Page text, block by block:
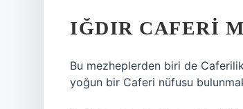
IĞDIR CAFERI
Bu mezheplerden biri de
yoğun bir Caferi nüfusu